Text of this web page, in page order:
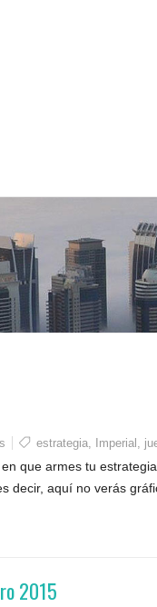
estrategia, Imperial ,
que armes tu
decir, aquí no verás
2015